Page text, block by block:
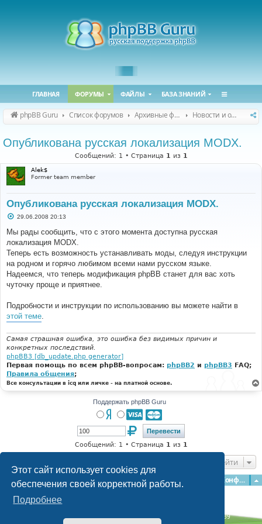
Этот сайт использует cookies для
обеспечения своей корректной работы.
Подробнее
ГЛАВНАЯ ФОРУМЫ ФАЙЛЫ БАЗА ЗНАНИЙ
phpBB Guru Список форумов Архивные форумы Новости и объявления (архив)
Опубликована русская локализация MODX.
Сообщений: 1 • Страница 1 из 1
Alek$
Former team member
Опубликована русская локализация MODX.
С
о
б
щ
е
н
и
е
29.06.2008 20:13
Мы рады сообщить, что с этого момента доступна русская
локализация MODX.
Теперь есть возможность устанавливать моды, следуя инструкции
на родном и горячо любимом всеми нами русском языке.
Надеемся, что теперь модификация phpBB станет для вас хоть
чуточку проще и приятнее.
Подробности и инструкции по использованию вы можете найти в
этой теме.
Самая страшная ошибка, это ошибка без видимых причин и
конкретных последствий.
phpBB3 [db_update.php generator]
Первая помощь по всем phpBB-вопросам: phpBB2 и phpBB3 FAQ;
Правила общения;
Все консультации в icq или личке - на платной основе.
Поддержать phpBB Guru
Сообщений: 1 • Страница 1 из 1
Перейти
Главная Форумы Конфиденциальность
Наша команда
Time: 0.095s| Peak Memory Usage: 2.82 МБ | GZIP: Off |
Queries: 39